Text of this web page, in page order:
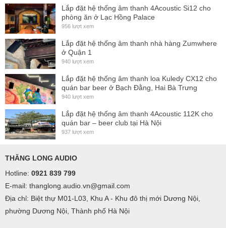
Lắp đặt hệ thống âm thanh 4Acoustic Si12 cho
phòng ăn ở Lạc Hồng Palace
956 lượt xem
Lắp đặt hệ thống âm thanh nhà hàng Zumwhere
ở Quận 1
940 lượt xem
Lắp đặt hệ thống âm thanh loa Kuledy CX12 cho
quán bar beer ở Bạch Đằng, Hai Bà Trưng
940 lượt xem
Lắp đặt hệ thống âm thanh 4Acoustic 112K cho
quán bar – beer club tại Hà Nội
937 lượt xem
THĂNG LONG AUDIO
Hotline: 0921 839 799
E-mail: thanglong.audio.vn@gmail.com
Địa chỉ: Biệt thự M01-L03, Khu A - Khu đô thị mới Dương Nội,
phường Dương Nội, Thành phố Hà Nội